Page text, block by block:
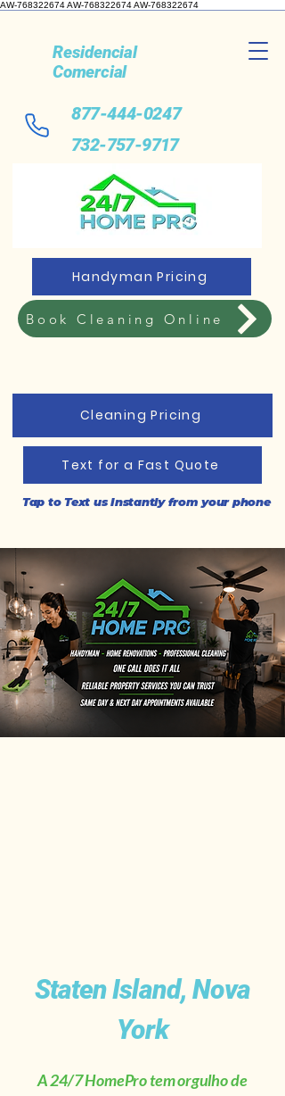
AW-768322674 AW-768322674AW-768322674
Residencial
Comercial
877-444-0247
732-757-9717
Handyman Pricing
Book Cleaning Online
Text for a Fast Quote
Tap to Text us Instantly from your phone
Cleaning Pricing
Staten Island, Nova
York
A 24/7 HomePro tem orgulho de